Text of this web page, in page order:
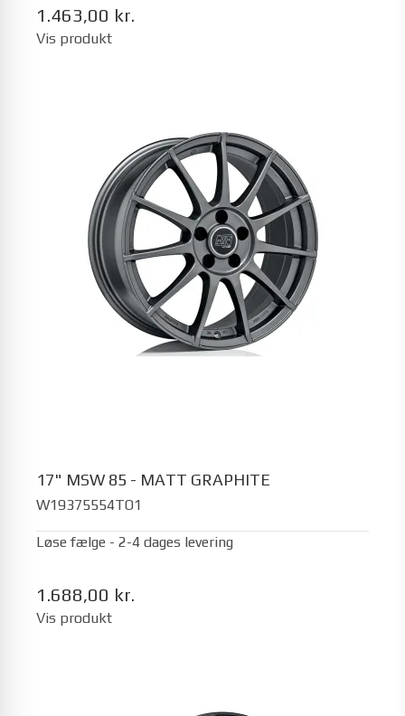
1.463,00 kr.
Vis produkt
17" MSW 85 - MATT GRAPHITE
W19375554TO1
Løse fælge - 2-4 dages levering
1.688,00 kr.
Vis produkt